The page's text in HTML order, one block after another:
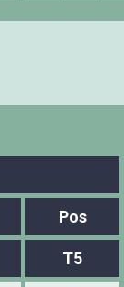
Pos
T5